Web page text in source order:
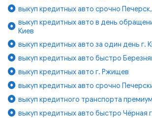
выкуп кредитных авто срочно
выкуп кредитных авто в день
Киев
выкуп кредитных авто за один день г.
выкуп кредитных авто быстро
выкуп кредитных авто г. Ржищев
выкуп кредитных авто срочно
выкуп кредитного транспорта
выкуп кредитных авто быстро Чёрная